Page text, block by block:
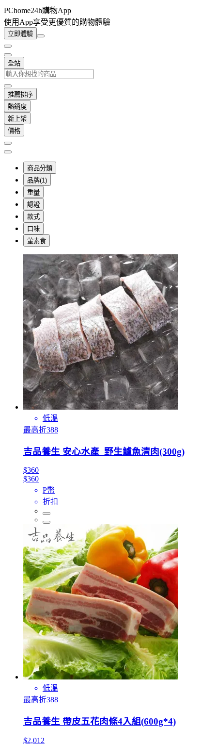
PChome24h購物App
使用App享受更優質的購物體驗
立即體驗
全站
推薦排序
熱銷度
新上架
價格
商品分類
品牌(1)
重量
認證
款式
口味
葷素食
低溫
最高折388
吉品養生 安心水產_野生鱸魚清肉(300g)
$360
$360
P幣
折扣
低溫
最高折388
吉品養生 帶皮五花肉條4入組(600g*4)
$2,012